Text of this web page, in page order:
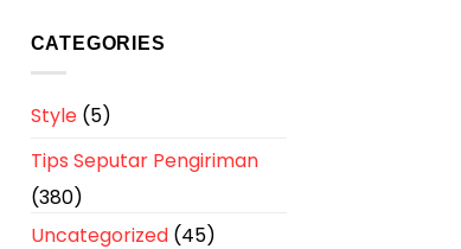
CATEGORIES
Style(5)
Tips Seputar Pengiriman
(380)
Uncategorized(45)